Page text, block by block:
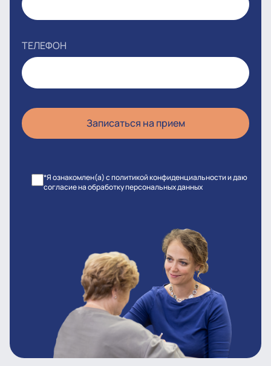
ТЕЛЕФОН
*Я ознакомлен(а) с политикой конфиденциальности и даю
согласие на обработку персональных данных